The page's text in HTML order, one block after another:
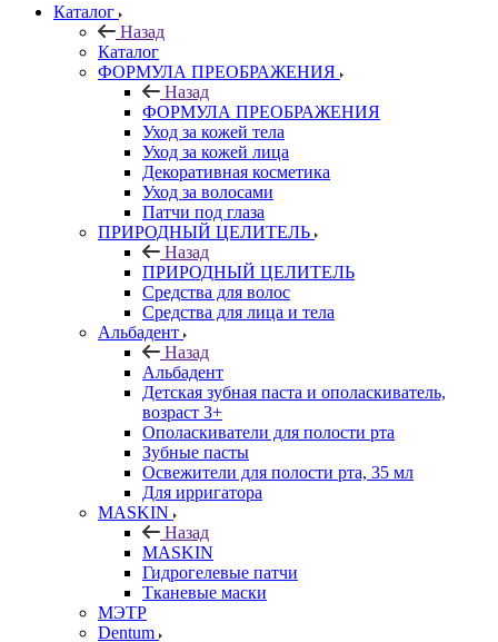
Каталог
Назад
Каталог
ФОРМУЛА ПРЕОБРАЖЕНИЯ
Назад
ФОРМУЛА ПРЕОБРАЖЕНИЯ
Уход за кожей тела
Уход за кожей лица
Декоративная косметика
Уход за волосами
Патчи под глаза
ПРИРОДНЫЙ ЦЕЛИТЕЛЬ
Назад
ПРИРОДНЫЙ ЦЕЛИТЕЛЬ
Средства для волос
Средства для лица и тела
Альбадент
Назад
Альбадент
Детская зубная паста и ополаскиватель,
возраст 3+
Ополаскиватели для полости рта
Зубные пасты
Освежители для полости рта, 35 мл
Для ирригатора
MASKIN
Назад
MASKIN
Гидрогелевые патчи
Тканевые маски
МЭТР
Dentum